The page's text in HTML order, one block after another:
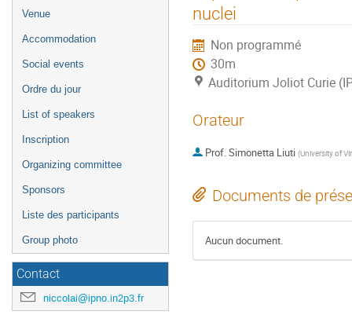
de
Venue
Accommodation
Social events
Ordre du jour
List of speakers
Inscription
Organizing committee
Sponsors
Liste des participants
Group photo
Contact
niccolai@ipno.in2p3.fr
nuclei
Non programmé
30m
Auditorium Joliot Curie
Orateur
Prof.Simonetta Liuti (University of
Documents de
Aucun document.